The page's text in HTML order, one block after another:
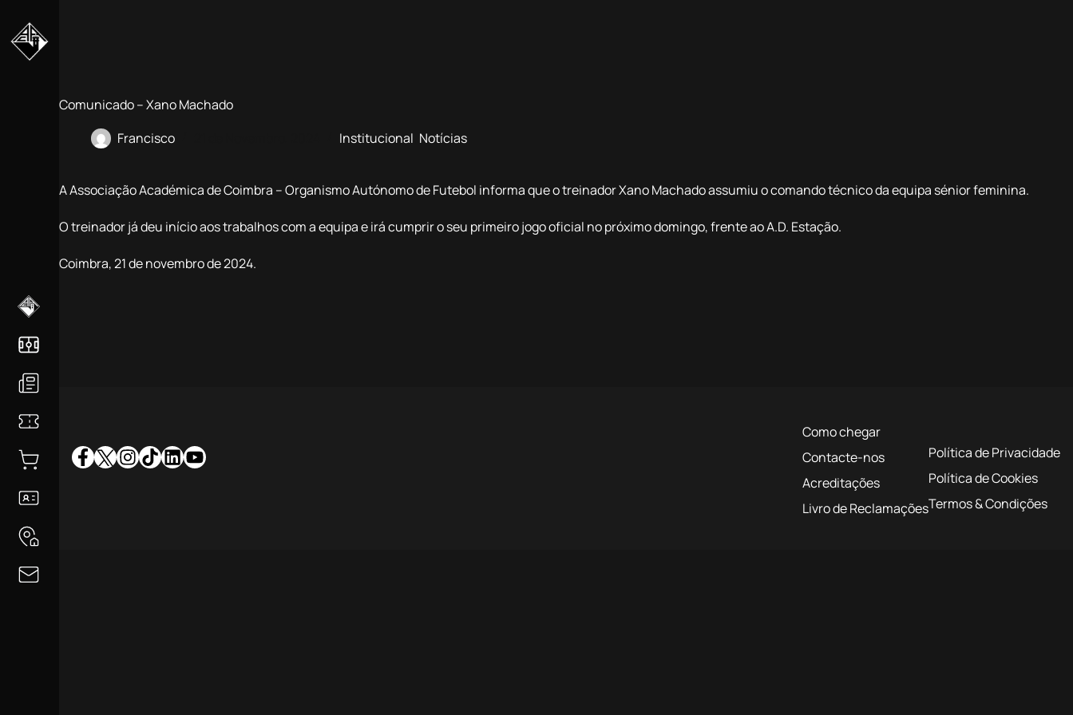
para
conteúdo
Comunicado – Xano Machado
Francisco
Institucional Notícias
A Associação Académica de Coimbra – Organismo Autónomo de Futebol informa que o treinador Xano Machado assumiu o comando técnico da equipa sénior feminina.
O treinador já deu início aos trabalhos com a equipa e irá cumprir o seu primeiro jogo oficial no próximo domingo, frente ao A.D. Estação.
Coimbra, 21 de novembro de 2024.
Como chegar
Contacte-nos
Acreditações
Livro de Reclamações
Política de Privacidade
Política de Cookies
Termos & Condições